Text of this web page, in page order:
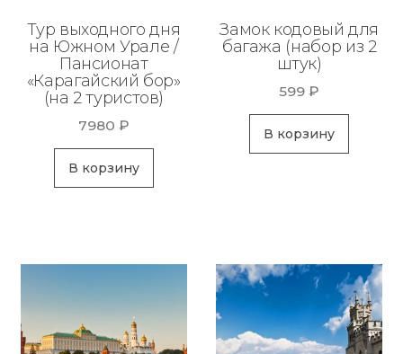
Тур выходного дня
на Южном Урале /
Пансионат
«Карагайский бор»
(на 2 туристов)
7980 ₽
В корзину
Замок кодовый для
багажа (набор из 2
штук)
599₽
В корзину